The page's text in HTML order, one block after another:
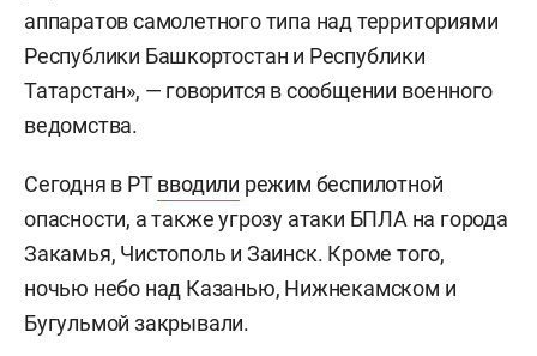
аппаратов самолетного типа над территориями
Республики Башкортостан и Республики
Татарстан», — говорится в сообщении военного
ведомства.
Сегодня в РТвводили режим беспилотной
опасности, а также угрозу атаки БПЛА на города
Закамья, Чистополь и Заинск. Кроме того,
ночью небо над Казанью, Нижнекамском и
Бугульмой закрывали.